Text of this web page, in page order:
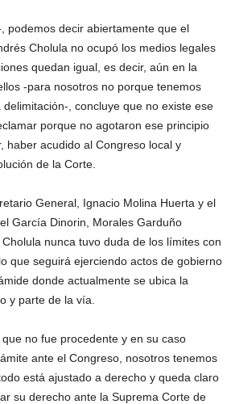
podemos decir abiertamente que el
Cholula no ocupó los medios legales
quedan igual, es decir, aún en la
-para nosotros no porque tenemos
, concluye que no existe ese
porque no agotaron ese principio
haber acudido al Congreso local y
de la Corte.
General, Ignacio Molina Huerta y el
García Dinorin, Morales Garduño
nunca tuvo duda de los límites con
que seguirá ejerciendo actos de gobierno
donde actualmente se ubica la
y parte de la vía.
no fue procedente y en su caso
ante el Congreso, nosotros tenemos
está ajustado a derecho y queda claro
su derecho ante la Suprema Corte de